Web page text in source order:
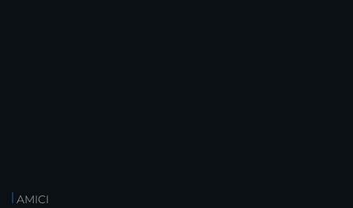
AMICI